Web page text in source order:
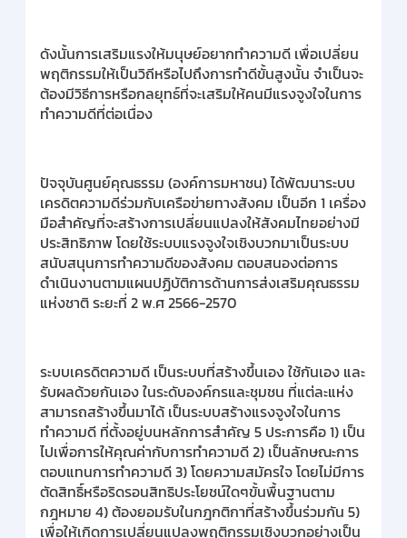
ดังนั้นการเสริมแรงให้มนุษย์อยากทำความดี เพื่อเปลี่ยน
พฤติกรรมให้เป็นวิถีหรือไปถึงการทำดีขั้นสูงนั้น จำเป็นจะ
ต้องมีวิธีการหรือกลยุทธ์ที่จะเสริมให้คนมีแรงจูงใจในการ
ทำความดีที่ต่อเนื่อง
ปัจจุบันศูนย์คุณธรรม (องค์การมหาชน) ได้พัฒนาระบบ
เครดิตความดีร่วมกับเครือข่ายทางสังคม เป็นอีก 1 เครื่อง
มือสำคัญที่จะสร้างการเปลี่ยนแปลงให้สังคมไทยอย่างมี
ประสิทธิภาพ โดยใช้ระบบแรงจูงใจเชิงบวกมาเป็นระบบ
สนับสนุนการทำความดีของสังคม ตอบสนองต่อการ
ดำเนินงานตามแผนปฏิบัติการด้านการส่งเสริมคุณธรรม
แห่งชาติ ระยะที่ 2 พ.ศ 2566-2570
ระบบเครดิตความดี เป็นระบบที่สร้างขึ้นเอง ใช้กันเอง และ
รับผลด้วยกันเอง ในระดับองค์กรและชุมชน ที่แต่ละแห่ง
สามารถสร้างขึ้นมาได้ เป็นระบบสร้างแรงจูงใจในการ
ทำความดี ที่ตั้งอยู่บนหลักการสำคัญ 5 ประการคือ 1) เป็น
ไปเพื่อการให้คุณค่ากับการทำความดี 2) เป็นลักษณะการ
ตอบแทนการทำความดี 3) โดยความสมัครใจ โดยไม่มีการ
ตัดสิทธิ์หรือริดรอนสิทธิประโยชน์ใดๆขั้นพื้นฐานตาม
กฎหมาย 4) ต้องยอมรับในกฎกติกาที่สร้างขึ้นร่วมกัน 5)
เพื่อให้เกิดการเปลี่ยนแปลงพฤติกรรมเชิงบวกอย่างเป็น